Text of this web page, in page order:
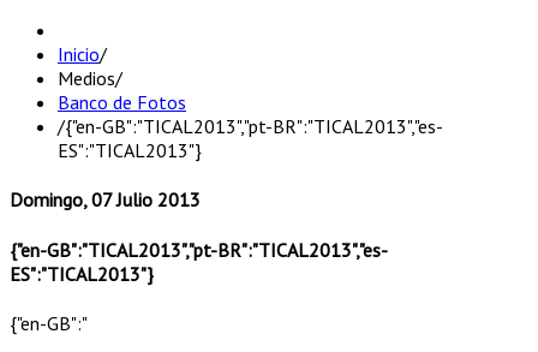
Inicio/
Medios/
Banco de Fotos
/{"en-GB":"TICAL2013","pt-BR":"TICAL2013","es-
ES":"TICAL2013"}
Domingo, 07 Julio 2013
{"en-GB":"TICAL2013","pt-BR":"TICAL2013","es-
ES":"TICAL2013"}
{"en-GB":"